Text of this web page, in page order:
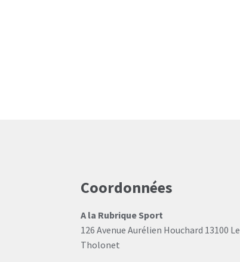
Coordonnées
A la Rubrique Sport
126 Avenue Aurélien Houchard 13100 Le
Tholonet